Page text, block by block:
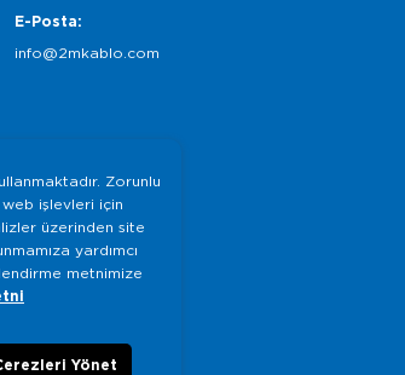
E-Posta:
info@2mkablo.com
Zorunlu
işlevleri için
üzerinden site
yardımcı
metnimize
Yönet